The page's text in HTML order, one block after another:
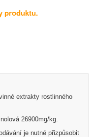
produktu.
extrakty rostlinného
26900mg/kg.
je nutné přizpůsobit